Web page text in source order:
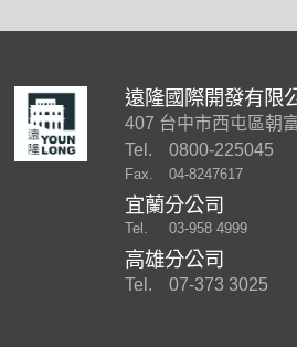
遠隆國際開發有限
407 台中市西屯區朝
Tel.
0800-225045
Fax. 04-8247617
宜蘭分公司
Tel. 03-958 4999
高雄分公司
Tel. 07-373 3025